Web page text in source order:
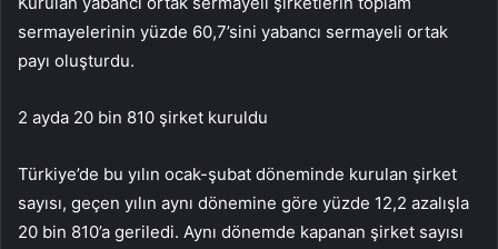
sermayelerinin yüzde 60,7’sini yabancı sermayeli ortak
payı oluşturdu.
2 ayda 20 bin 810 şirket kuruldu
Türkiye’de bu yılın ocak-şubat döneminde kurulan şirket
sayısı, geçen yılın aynı dönemine göre yüzde 12,2 azalışla
20 bin 810’a geriledi. Aynı dönemde kapanan şirket sayısı